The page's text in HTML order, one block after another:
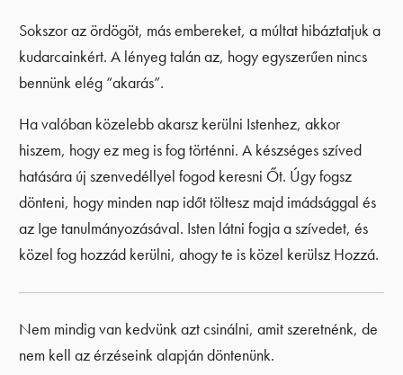
Sokszor az ördögöt, más embereket, a múltat hibáztatjuk a
kudarcainkért. A lényeg talán az, hogy egyszerűen nincs
bennünk elég “akarás”.
Ha valóban közelebb akarsz kerülni Istenhez, akkor
hiszem, hogy ez meg is fog történni. A készséges szíved
hatására új szenvedéllyel fogod keresni Őt. Úgy fogsz
dönteni, hogy minden nap időt töltesz majd imádsággal és
az Ige tanulmányozásával. Isten látni fogja a szívedet, és
közel fog hozzád kerülni, ahogy te is közel kerülsz Hozzá.
Nem mindig van kedvünk azt csinálni, amit szeretnénk, de
nem kell az érzéseink alapján döntenünk.